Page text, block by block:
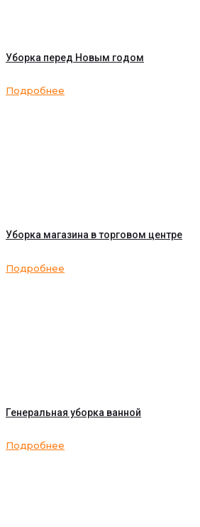
Уборка перед Новым годом
Подробнее
Уборка магазина в торговом центре
Подробнее
Генеральная уборка ванной
Подробнее